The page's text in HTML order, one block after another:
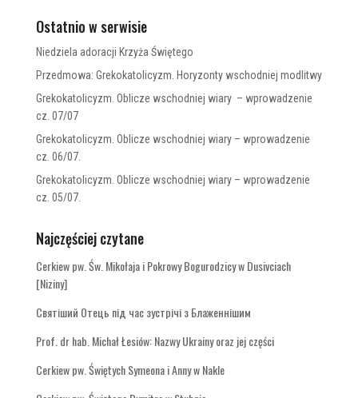
Ostatnio w serwisie
Niedziela adoracji Krzyża Świętego
Przedmowa: Grekokatolicyzm. Horyzonty wschodniej modlitwy
Grekokatolicyzm. Oblicze wschodniej wiary – wprowadzenie
cz. 07/07
Grekokatolicyzm. Oblicze wschodniej wiary – wprowadzenie
cz. 06/07.
Grekokatolicyzm. Oblicze wschodniej wiary – wprowadzenie
cz. 05/07.
Najczęściej czytane
Cerkiew pw. Św. Mikołaja i Pokrowy Bogurodzicy w Dusivciach
[Niziny]
Святіший Отець під час зустрічі з Блаженнішим
Prof. dr hab. Michał Łesiów: Nazwy Ukrainy oraz jej części
Cerkiew pw. Świętych Symeona i Anny w Nakle